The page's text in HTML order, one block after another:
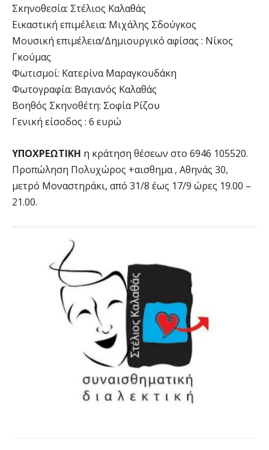
Σκηνοθεσία: Στέλιος Καλαθάς
Εικαστική επιμέλεια: Μιχάλης Σδούγκος
Μουσική επιμέλεια/Δημιουργικό αφίσας : Νίκος
Γκούμας
Φωτισμοί: Κατερίνα Μαραγκουδάκη
Φωτογραφία: Βαγιανός Καλαθάς
Βοηθός Σκηνοθέτη: Σοφία Ρίζου
Γενική είσοδος : 6 ευρώ
ΥΠΟΧΡΕΩΤΙΚΗ η κράτηση θέσεων στο 6946 105520.
Προπώληση Πολυχώρος +αισθημα , Αθηνάς 30,
μετρό Μοναστηράκι, από 31/8 έως 17/9 ώρες 19.00 –
21.00.